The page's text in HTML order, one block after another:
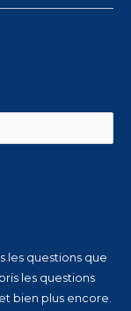
les questions que
les questions
bien plus encore.